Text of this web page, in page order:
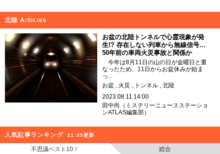
北陸 Articles
お盆の北陸トンネルで心霊現象が発
生!? 存在しない列車から無線信号…
50年前の車両火災事故と関係か
今年は8月11日の山の日が金曜日と重
なったため、11日からお盆休みが始ま
っ...
お盆
火災 トンネル
北陸
2023.08.11 14:00
田中尚（ミステリーニュースステーショ
ンATLAS編集部）
人気記事ランキング 11:35更新
不思議ベスト10！ 総合